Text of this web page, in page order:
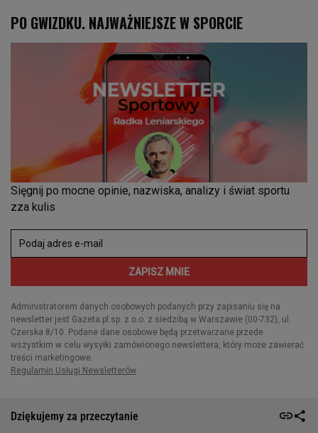
Dziękujemy za przeczytanie